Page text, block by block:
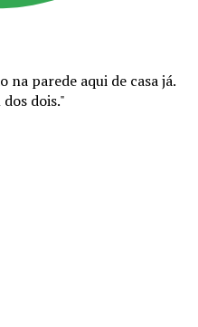
na parede aqui de casa já.
dois."